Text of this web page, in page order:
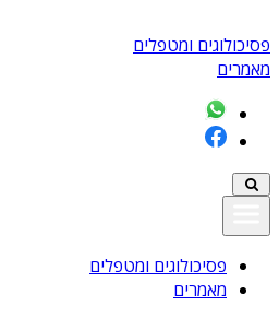
פסיכולוגים ומטפלים
מאמרים
פסיכולוגים ומטפלים
מאמרים